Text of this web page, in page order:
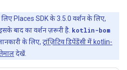
Places SDK के 3.5.0 वर्शन के लिए,
बाद का वर्शन ज़रूरी है. kotlin-bom
के लिए, ट्रांज़िटिव डिपेंडेंसी में kotlin-
देखें.